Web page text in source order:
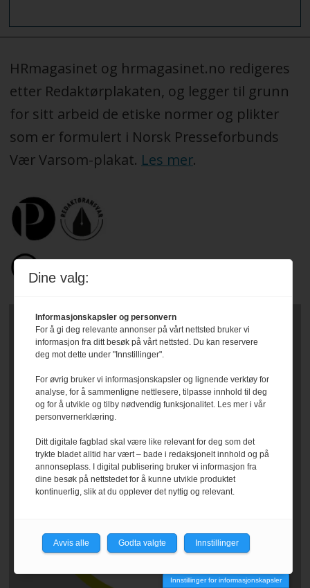
HRmagasinet og hrmagasinet.no redigeres
etter Redaktørplakaten, og legger til grunn
for sitt arbeid de etiske normer og plikter
som er formulert i Norsk Presseforbunds
Vær Varsom-plakat. Les mer.
Innstillinger for informasjonskapsler
Dine valg:
Informasjonskapsler og personvern
For å gi deg relevante annonser på vårt nettsted bruker vi
informasjon fra ditt besøk på vårt nettsted. Du kan reservere
deg mot dette under "Innstillinger".
For øvrig bruker vi informasjonskapsler og lignende verktøy for
analyse, for å sammenligne nettlesere, tilpasse innhold til deg
og for å utvikle og tilby nødvendig funksjonalitet. Les mer i vår
personvernerklæring.
Ditt digitale fagblad skal være like relevant for deg som det
trykte bladet alltid har vært – bade i redaksjonelt innhold og på
annonseplass. I digital publisering bruker vi informasjon fra
dine besøk på nettstedet for å kunne utvikle produktet
kontinuerlig, slik at du opplever det nyttig og relevant.
Avvis alle Godta valgte Innstillinger